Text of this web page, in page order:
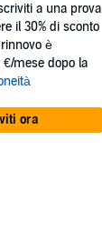
a una prova
il 30% di sconto
è
mese dopo la
ora